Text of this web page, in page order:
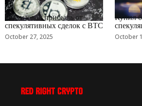
RRCNEWS_RU
Реализовал прибыль от
спекулятивных сделок с BTC
October 27, 2025
Купил
October